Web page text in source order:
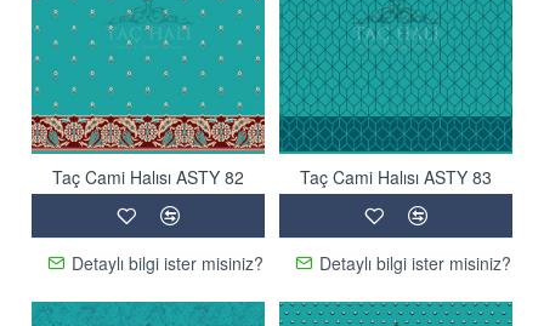
Taç Cami Halısı ASTY 82
Detaylı bilgi ister misiniz?
Taç Cami Halısı ASTY 83
Detaylı bilgi ister misiniz?